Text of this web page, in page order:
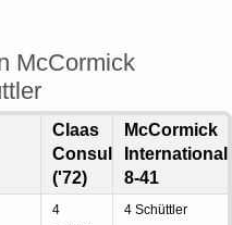
McCormick
Claas
Consul
('72)
McCormick
International
8-41
4
4 Schüttler